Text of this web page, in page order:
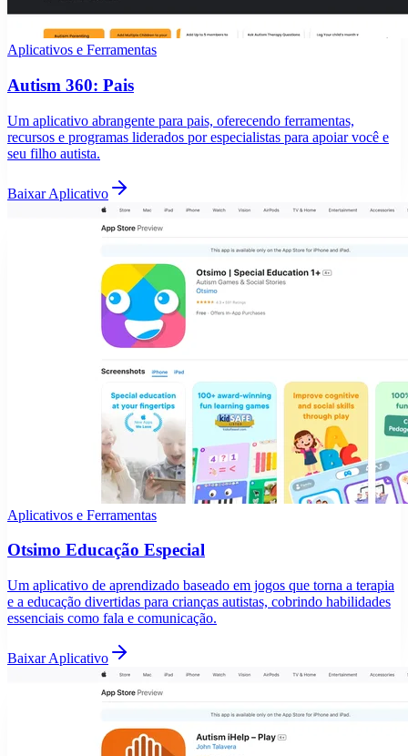
Aplicativos e Ferramentas
Autism 360: Pais
Um aplicativo abrangente para pais, oferecendo ferramentas,
recursos e programas liderados por especialistas para apoiar você e
seu filho autista.
Baixar Aplicativo
Aplicativos e Ferramentas
Otsimo Educação Especial
Um aplicativo de aprendizado baseado em jogos que torna a terapia
e a educação divertidas para crianças autistas, cobrindo habilidades
essenciais como fala e comunicação.
Baixar Aplicativo